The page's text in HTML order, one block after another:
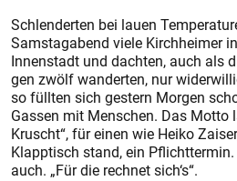
Schlenderten bei lauen
Samstagabend viele Kirchheimer
Innenstadt und dachten, auch als
gen zwölf wanderten, nur
so füllten sich gestern Morgen
Gassen mit Menschen. Das Motto
Kruscht“, für einen wie Heiko
Klapptisch stand, ein
auch. „Für die rechnet sich‘s“.